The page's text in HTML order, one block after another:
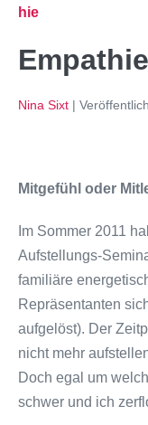
Empathie
Nina Sixt |
Mitgefühl oder
Im Sommer 2011
Aufstellungs-
familiäre
Repräsentanten
aufgelöst). Der
nicht mehr
Doch egal um
schwer und ich